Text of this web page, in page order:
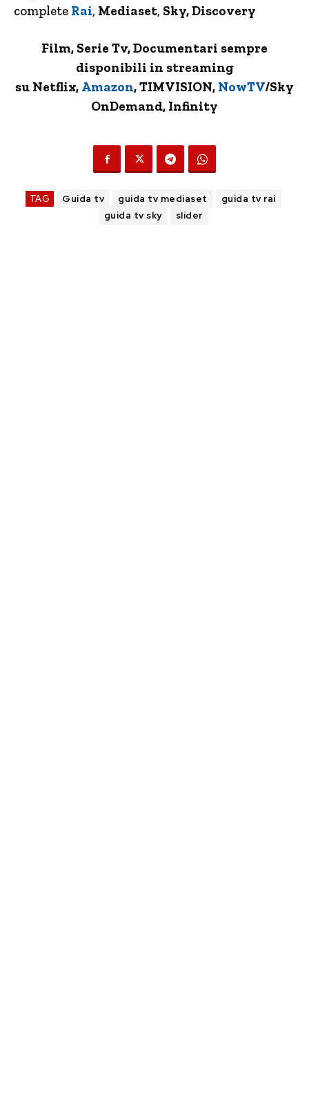
complete Rai, Mediaset, Sky, Discovery
Film, Serie Tv, Documentari sempre
disponibili in streaming
su Netflix, Amazon, TIMVISION, NowTV/Sky
OnDemand, Infinity
TAG Guida tv guida tv mediaset
guida tv rai
guida tv sky
slider